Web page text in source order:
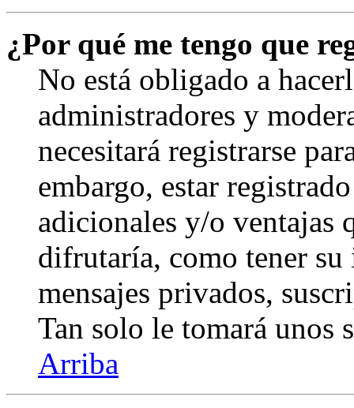
¿Por qué me tengo que
No está obligado a
administradores y
necesitará registrarse
embargo, estar
adicionales y/o ventajas
difrutaría, como tener su
mensajes privados,
Tan solo le tomará unos
Arriba